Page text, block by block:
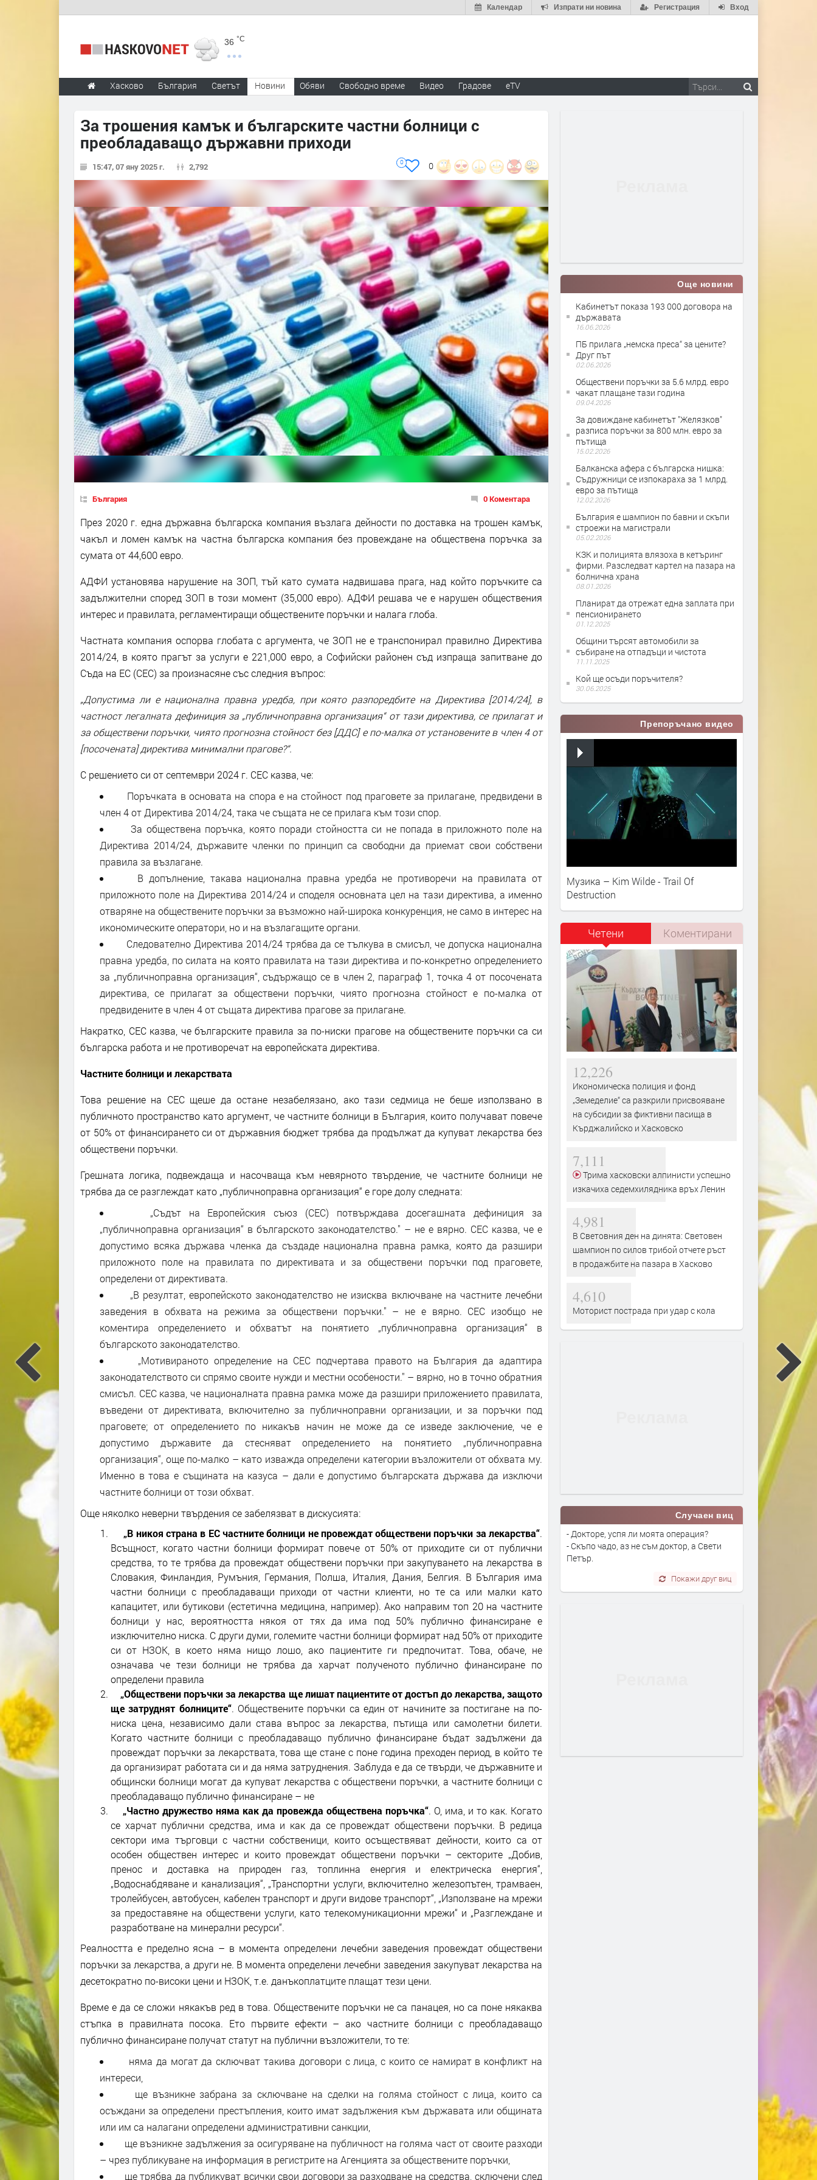
Вход
Регистрация
Изпрати ни новина
Календар
36 °C
Хасково България Светът Новини Обяви Свободно време Видео Градове eTV
За трошения камък и българските частни болници с
преобладаващо държавни приходи
15:47, 07 яну 2025 г. 2,792 0
0
България 0 Коментара
През 2020 г. една държавна българска компания възлага дейности по доставка на трошен камък,
чакъл и ломен камък на частна българска компания без провеждане на обществена поръчка за
сумата от 44,600 евро.
АДФИ установява нарушение на ЗОП, тъй като сумата надвишава прага, над който поръчките са
задължителни според ЗОП в този момент (35,000 евро). АДФИ решава че е нарушен обществения
интерес и правилата, регламентиращи обществените поръчки и налага глоба.
Частната компания оспорва глобата с аргумента, че ЗОП не е транспонирал правилно Директива
2014/24, в която прагът за услуги е 221,000 евро, а Софийски районен съд изпраща запитване до
Съда на ЕС (СЕС) за произнасяне със следния въпрос:
„Допустима ли е национална правна уредба, при която разпоредбите на Директива [2014/24], в
частност легалната дефиниция за „публичноправна организация“ от тази директива, се прилагат и
за обществени поръчки, чиято прогнозна стойност без [ДДС] е по-малка от установените в член 4 от
[посочената] директива минимални прагове?“.
С решението си от септември 2024 г. СЕС казва, че:
Поръчката в основата на спора е на стойност под праговете за прилагане, предвидени в
член 4 от Директива 2014/24, така че същата не се прилага към този спор.
За обществена поръчка, която поради стойността си не попада в приложното поле на
Директива 2014/24, държавите членки по принцип са свободни да приемат свои собствени
правила за възлагане.
В допълнение, такава национална правна уредба не противоречи на правилата от
приложното поле на Директива 2014/24 и споделя основната цел на тази директива, а именно
отваряне на обществените поръчки за възможно най-широка конкуренция, не само в интерес на
икономическите оператори, но и на възлагащите органи.
Следователно Директива 2014/24 трябва да се тълкува в смисъл, че допуска национална
правна уредба, по силата на която правилата на тази директива и по-конкретно определението
за „публичноправна организация“, съдържащо се в член 2, параграф 1, точка 4 от посочената
директива, се прилагат за обществени поръчки, чиято прогнозна стойност е по-малка от
предвидените в член 4 от същата директива прагове за прилагане.
Накратко, СЕС казва, че българските правила за по-ниски прагове на обществените поръчки са си
българска работа и не противоречат на европейската директива.
Частните болници и лекарствата
Това решение на СЕС щеше да остане незабелязано, ако тази седмица не беше използвано в
публичното пространство като аргумент, че частните болници в България, които получават повече
от 50% от финансирането си от държавния бюджет трябва да продължат да купуват лекарства без
обществени поръчки.
Грешната логика, подвеждаща и насочваща към невярното твърдение, че частните болници не
трябва да се разглеждат като „публичноправна организация“ е горе долу следната:
„Съдът на Европейския съюз (СЕС) потвърждава досегашната дефиниция за
„публичноправна организация“ в българското законодателство." – не е вярно. СЕС казва, че e
допустимо всяка държава членка да създаде национална правна рамка, която да разшири
приложното поле на правилата по директивата и за обществени поръчки под праговете,
определени от директивата.
„В резултат, европейското законодателство не изисква включване на частните лечебни
заведения в обхвата на режима за обществени поръчки." – не е вярно. СЕС изобщо не
коментира определението и обхватът на понятието „публичноправна организация“ в
българското законодателство.
„Мотивираното определение на СЕС подчертава правото на България да адаптира
законодателството си спрямо своите нужди и местни особености." – вярно, но в точно обратния
смисъл. СЕС казва, че националната правна рамка може да разшири приложението правилата,
въведени от директивата, включително за публичноправни организации, и за поръчки под
праговете; от определението по никакъв начин не може да се изведе заключение, че е
допустимо държавите да стесняват определението на понятието „публичноправна
организация“, още по-малко – като изважда определени категории възложители от обхвата му.
Именно в това е същината на казуса – дали е допустимо българската държава да изключи
частните болници от този обхват.
Още няколко неверни твърдения се забелязват в дискусията:
„В никоя страна в ЕС частните болници не провеждат обществени поръчки за лекарства“.
Всъщност, когато частни болници формират повече от 50% от приходите си от публични
средства, то те трябва да провеждат обществени поръчки при закупуването на лекарства в
Словакия, Финландия, Румъния, Германия, Полша, Италия, Дания, Белгия. В България има
частни болници с преобладаващи приходи от частни клиенти, но те са или малки като
капацитет, или бутикови (естетична медицина, например). Ако направим топ 20 на частните
болници у нас, вероятността някоя от тях да има под 50% публично финансиране е
изключително ниска. С други думи, големите частни болници формират над 50% от приходите
си от НЗОК, в което няма нищо лошо, ако пациентите ги предпочитат. Това, обаче, не
означава че тези болници не трябва да харчат полученото публично финансиране по
определени правила
„Обществени поръчки за лекарства ще лишат пациентите от достъп до лекарства, защото
ще затруднят болниците“. Обществените поръчки са един от начините за постигане на по-
ниска цена, независимо дали става въпрос за лекарства, пътища или самолетни билети.
Когато частните болници с преобладаващо публично финансиране бъдат задължени да
провеждат поръчки за лекарствата, това ще стане с поне година преходен период, в който те
да организират работата си и да няма затруднения. Заблуда е да се твърди, че държавните и
общински болници могат да купуват лекарства с обществени поръчки, а частните болници с
преобладаващо публично финансиране – не
„Частно дружество няма как да провежда обществена поръчка“. О, има, и то как. Когато
се харчат публични средства, има и как да се провеждат обществени поръчки. В редица
сектори има търговци с частни собственици, които осъществяват дейности, които са от
особен обществен интерес и които провеждат обществени поръчки – секторите „Добив,
пренос и доставка на природен газ, топлинна енергия и електрическа енергия“,
„Водоснабдяване и канализация“, „Транспортни услуги, включително железопътен, трамваен,
тролейбусен, автобусен, кабелен транспорт и други видове транспорт“, „Използване на мрежи
за предоставяне на обществени услуги, като телекомуникационни мрежи“ и „Разглеждане и
разработване на минерални ресурси“.
Реалността е пределно ясна – в момента определени лечебни заведения провеждат обществени
поръчки за лекарства, а други не. В момента определени лечебни заведения закупуват лекарства на
десетократно по-високи цени и НЗОК, т.е. данъкоплатците плащат тези цени.
Време е да се сложи някакъв ред в това. Обществените поръчки не са панацея, но са поне някаква
стъпка в правилната посока. Ето първите ефекти – ако частните болници с преобладаващо
публично финансиране получат статут на публични възложители, то те:
няма да могат да сключват такива договори с лица, с които се намират в конфликт на
интереси,
ще възникне забрана за сключване на сделки на голяма стойност с лица, които са
осъждани за определени престъпления, които имат задължения към държавата или общината
или им са налагани определени административни санкции,
ще възникне задължения за осигуряване на публичност на голяма част от своите разходи
– чрез публикуване на информация в регистрите на Агенцията за обществените поръчки,
ще трябва да публикуват всички свои договори за разходване на средства, сключени след
Още новини
Кабинетът показа 193 000 договора на
държавата
16.06.2026
ПБ прилага „немска преса“ за цените?
Друг път
02.06.2026
Обществени поръчки за 5.6 млрд. евро
чакат плащане тази година
09.04.2026
За довиждане кабинетът "Желязков"
разписа поръчки за 800 млн. евро за
пътища
15.02.2026
Балканска афера с българска нишка:
Съдружници се изпокараха за 1 млрд.
евро за пътища
12.02.2026
България е шампион по бавни и скъпи
строежи на магистрали
05.02.2026
КЗК и полицията влязоха в кетъринг
фирми. Разследват картел на пазара на
болнична храна
08.01.2026
Планират да отрежат една заплата при
пенсионирането
01.12.2025
Общини търсят автомобили за
събиране на отпадъци и чистота
11.11.2025
Кой ще осъди поръчителя?
30.06.2025
Препоръчано видео
Музика – Kim Wilde - Trail Of
Destruction
Четени Коментирани
12,226
Икономическа полиция и фонд
„Земеделие“ са разкрили присвояване
на субсидии за фиктивни пасища в
Кърджалийско и Хасковско
7,111
Трима хасковски алпинисти успешно
изкачиха седемхилядника връх Ленин
4,981
В Световния ден на динята: Световен
шампион по силов трибой отчете ръст
в продажбите на пазара в Хасково
4,610
Моторист пострада при удар с кола
Случаен виц
- Докторе, успя ли моята операция?
- Скъпо чадо, аз не съм доктор, а Свети
Петър.
Покажи друг виц